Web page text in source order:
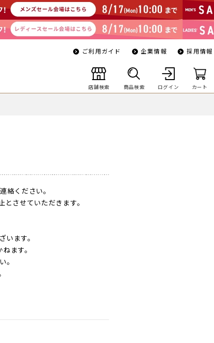
ご利用ガイド 企業情報 採用情報
店舗検索 商品検索 ログイン カート
絡ください。
させていただきます。
ます。
ます。
。